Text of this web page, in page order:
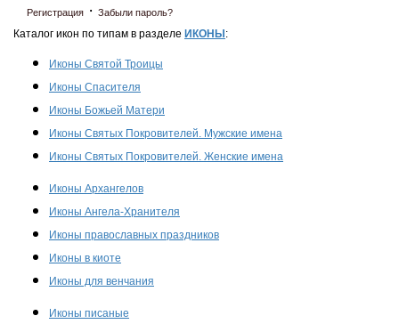
Регистрация · Забыли пароль?
Каталог икон по типам в разделе ИКОНЫ :
Иконы Святой Троицы
Иконы Спасителя
Иконы Божьей Матери
Иконы Святых Покровителей. Мужские имена
Иконы Святых Покровителей. Женские имена
Иконы Архангелов
Иконы Ангела-Хранителя
Иконы православных праздников
Иконы в киоте
Иконы для венчания
Иконы писаные